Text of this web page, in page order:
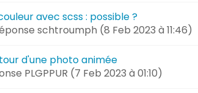
avec scss : possible ?
schtroumph (8 Feb 2023 à 11:46)
d'une photo animée
PLGPPUR (7 Feb 2023 à 01:10)